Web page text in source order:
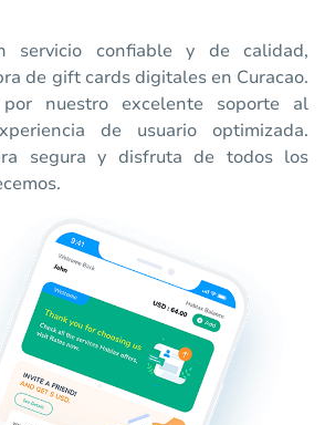
servicio confiable y de calidad,
de gift cards digitales en Curacao.
por nuestro excelente soporte al
de usuario optimizada.
segura y disfruta de todos los